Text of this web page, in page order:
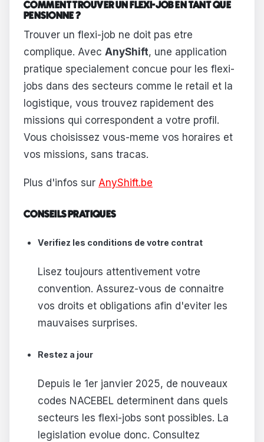
COMMENT TROUVER UN FLEXI-JOB EN TANT QUE
PENSIONNE ?
Trouver un flexi-job ne doit pas etre
complique. Avec AnyShift, une application
pratique specialement concue pour les flexi-
jobs dans des secteurs comme le retail et la
logistique, vous trouvez rapidement des
missions qui correspondent a votre profil.
Vous choisissez vous-meme vos horaires et
vos missions, sans tracas.
Plus d'infos sur AnyShift.be
CONSEILS PRATIQUES
Verifiez les conditions de votre contrat
Lisez toujours attentivement votre
convention. Assurez-vous de connaitre
vos droits et obligations afin d'eviter les
mauvaises surprises.
Restez a jour
Depuis le 1er janvier 2025, de nouveaux
codes NACEBEL determinent dans quels
secteurs les flexi-jobs sont possibles. La
legislation evolue donc. Consultez